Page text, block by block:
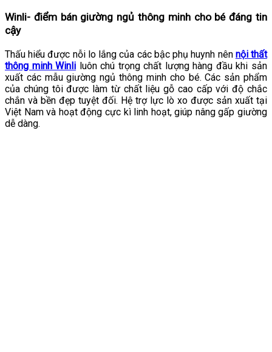
Winli- điểm bán giường ngủ thông minh cho bé đáng tin
cậy
Thấu hiểu được nỗi lo lắng của các bậc phụ huynh nên nội thất
thông minh Winli luôn chú trọng chất lượng hàng đầu khi sản
xuất các mẫu giường ngủ thông minh cho bé. Các sản phẩm
của chúng tôi được làm từ chất liệu gỗ cao cấp với độ chắc
chắn và bền đẹp tuyệt đối. Hệ trợ lực lò xo được sản xuất tại
Việt Nam và hoạt động cực kì linh hoạt, giúp nâng gấp giường
dễ dàng.